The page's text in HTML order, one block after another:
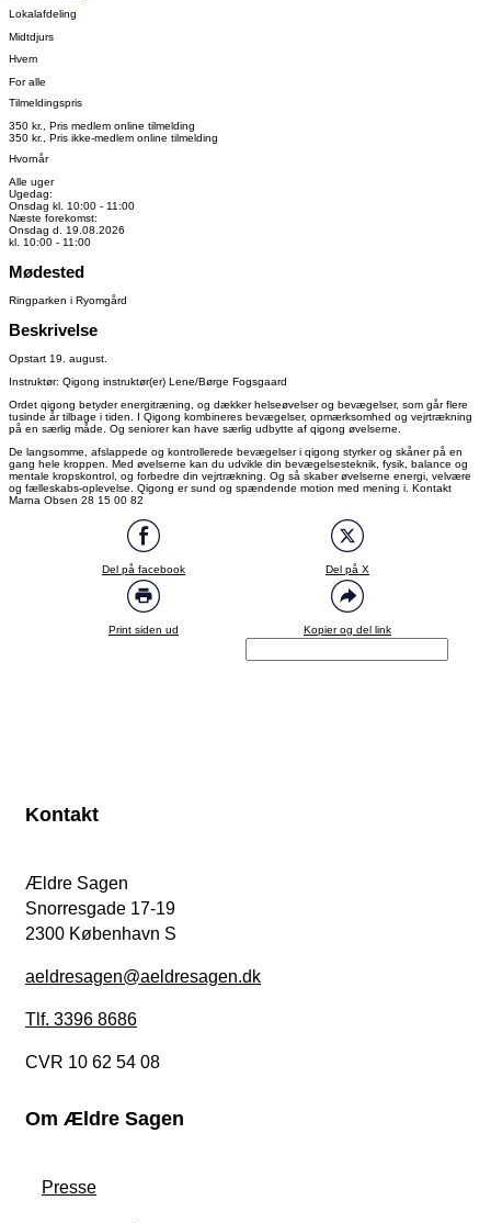
Lokalafdeling
Midtdjurs
Hvem
For alle
Tilmeldingspris
350 kr., Pris medlem online tilmelding
350 kr., Pris ikke-medlem online tilmelding
Hvornår
Alle uger
Ugedag:
Onsdag kl. 10:00 - 11:00
Næste forekomst:
Onsdag d. 19.08.2026
kl. 10:00 - 11:00
Mødested
Ringparken i Ryomgård
Beskrivelse
Opstart 19. august.
Instruktør: Qigong instruktør(er) Lene/Børge Fogsgaard
Ordet qigong betyder energitræning, og dækker helseøvelser og bevægelser, som går flere
tusinde år tilbage i tiden. I Qigong kombineres bevægelser, opmærksomhed og vejrtrækning
på en særlig måde. Og seniorer kan have særlig udbytte af qigong øvelserne.
De langsomme, afslappede og kontrollerede bevægelser i qigong styrker og skåner på en
gang hele kroppen. Med øvelserne kan du udvikle din bevægelsesteknik, fysik, balance og
mentale kropskontrol, og forbedre din vejrtrækning. Og så skaber øvelserne energi, velvære
og fælleskabs-oplevelse. Qigong er sund og spændende motion med mening i. Kontakt
Marna Obsen 28 15 00 82
Del på facebook Del på X
Print siden ud Kopier og del link
Kontakt
Ældre Sagen
Snorresgade 17-19
2300 København S
aeldresagen@aeldresagen.dk
Tlf. 3396 8686
CVR 10 62 54 08
Om Ældre Sagen
Presse